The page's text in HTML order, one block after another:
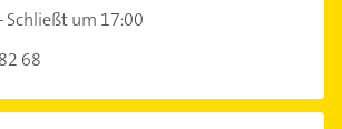
Schließt um 17:00
68